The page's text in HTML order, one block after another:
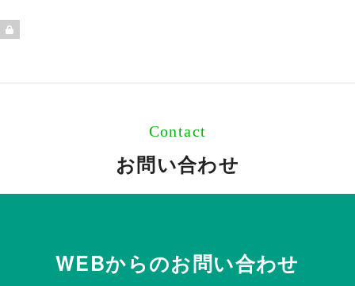
Contact
お問い合わせ
WEBからのお問い合わせ